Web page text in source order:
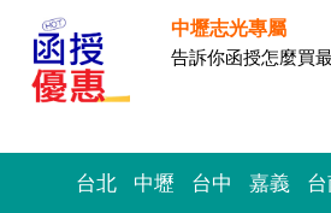
中壢志光專屬
告訴你函授怎麼買
台北 中壢 台中 嘉義